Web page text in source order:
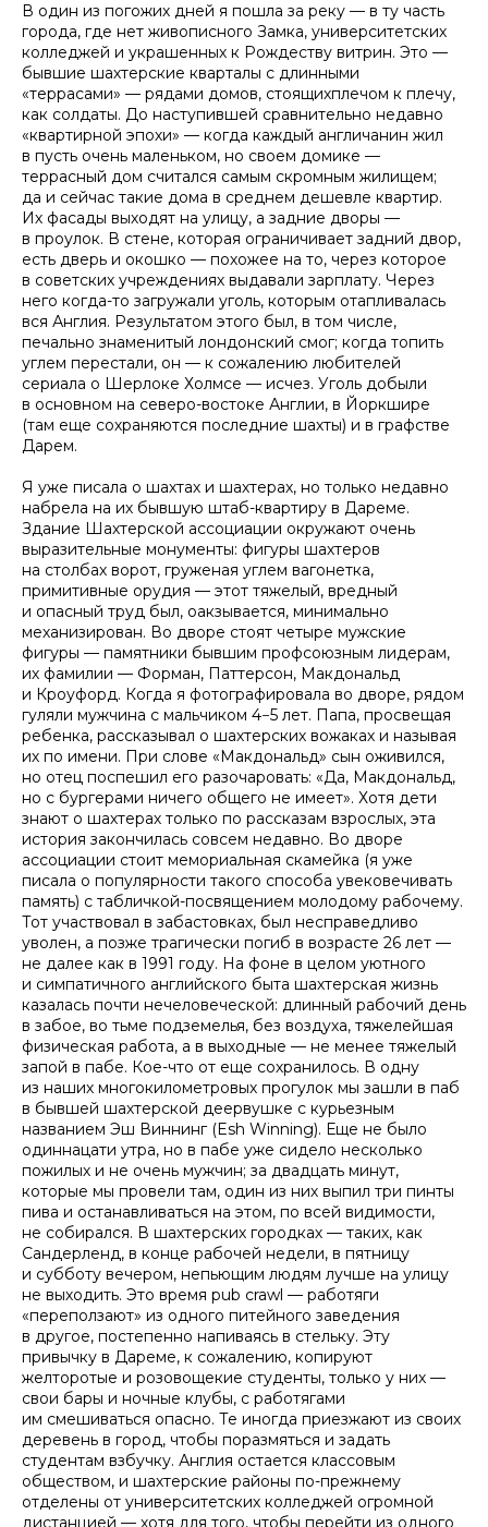
В один из погожих дней я пошла за реку — в ту часть
города, где нет живописного Замка, университетских
колледжей и украшенных к Рождеству витрин. Это —
бывшие шахтерские кварталы с длинными
«террасами» — рядами домов, стоящихплечом к плечу,
как солдаты. До наступившей сравнительно недавно
«квартирной эпохи» — когда каждый англичанин жил
в пусть очень маленьком, но своем домике —
террасный дом считался самым скромным жилищем;
да и сейчас такие дома в среднем дешевле квартир.
Их фасады выходят на улицу, а задние дворы —
в проулок. В стене, которая ограничивает задний двор,
есть дверь и окошко — похожее на то, через которое
в советских учреждениях выдавали зарплату. Через
него когда-то загружали уголь, которым отапливалась
вся Англия. Результатом этого был, в том числе,
печально знаменитый лондонский смог; когда топить
углем перестали, он — к сожалению любителей
сериала о Шерлоке Холмсе — исчез. Уголь добыли
в основном на северо-востоке Англии, в Йоркшире
(там еще сохраняются последние шахты) и в графстве
Дарем.
Я уже писала о шахтах и шахтерах, но только недавно
набрела на их бывшую штаб-квартиру в Дареме.
Здание Шахтерской ассоциации окружают очень
выразительные монументы: фигуры шахтеров
на столбах ворот, груженая углем вагонетка,
примитивные орудия — этот тяжелый, вредный
и опасный труд был, оакзывается, минимально
механизирован. Во дворе стоят четыре мужские
фигуры — памятники бывшим профсоюзным лидерам,
их фамилии — Форман, Паттерсон, Макдональд
и Кроуфорд. Когда я фотографировала во дворе, рядом
гуляли мужчина с мальчиком 4−5 лет. Папа, просвещая
ребенка, рассказывал о шахтерских вожаках и называя
их по имени. При слове «Макдональд» сын оживился,
но отец поспешил его разочаровать: «Да, Макдональд,
но с бургерами ничего общего не имеет». Хотя дети
знают о шахтерах только по рассказам взрослых, эта
история закончилась совсем недавно. Во дворе
ассоциации стоит мемориальная скамейка (я уже
писала о популярности такого способа увековечивать
память) с табличкой-посвящением молодому рабочему.
Тот участвовал в забастовках, был несправедливо
уволен, а позже трагически погиб в возрасте 26 лет —
не далее как в 1991 году. На фоне в целом уютного
и симпатичного английского быта шахтерская жизнь
казалась почти нечеловеческой: длинный рабочий день
в забое, во тьме подземелья, без воздуха, тяжелейшая
физическая работа, а в выходные — не менее тяжелый
запой в пабе. Кое-что от еще сохранилось. В одну
из наших многокилометровых прогулок мы зашли в паб
в бывшей шахтерской деервушке с курьезным
названием Эш Виннинг (Esh Winning). Еще не было
одиннацати утра, но в пабе уже сидело несколько
пожилых и не очень мужчин; за двадцать минут,
которые мы провели там, один из них выпил три пинты
пива и останавливаться на этом, по всей видимости,
не собирался. В шахтерских городках — таких, как
Сандерленд, в конце рабочей недели, в пятницу
и субботу вечером, непьющим людям лучше на улицу
не выходить. Это время pub crawl — работяги
«переползают» из одного питейного заведения
в другое, постепенно напиваясь в стельку. Эту
привычку в Дареме, к сожалению, копируют
желторотые и розовощекие студенты, только у них —
свои бары и ночные клубы, с работягами
им смешиваться опасно. Те иногда приезжают из своих
деревень в город, чтобы поразмяться и задать
студентам взбучку. Англия остается классовым
обществом, и шахтерские районы по-прежнему
отделены от университетских колледжей огромной
дистанцией — хотя для того, чтобы перейти из одного